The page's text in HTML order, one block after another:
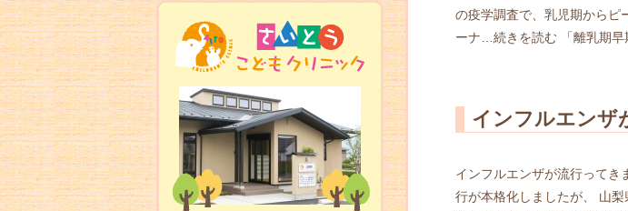
の疫学調査で、乳児期からピ
ーナ… 続きを読む 「離乳期
インフルエンザ
インフルエンザが流行ってき
行が本格化しましたが、 山